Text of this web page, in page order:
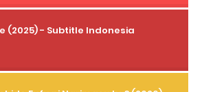
(2025) - Subtitle Indonesia